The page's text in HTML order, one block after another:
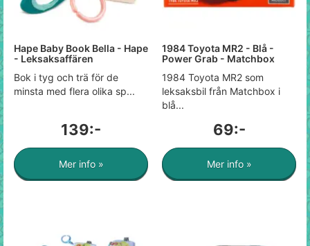
Hape Baby Book Bella - Hape
- Leksaksaffären
Bok i tyg och trä för de
minsta med flera olika sp...
139:-
Mer info »
1984 Toyota MR2 - Blå -
Power Grab - Matchbox
1984 Toyota MR2 som
leksaksbil från Matchbox i
blå...
69:-
Mer info »